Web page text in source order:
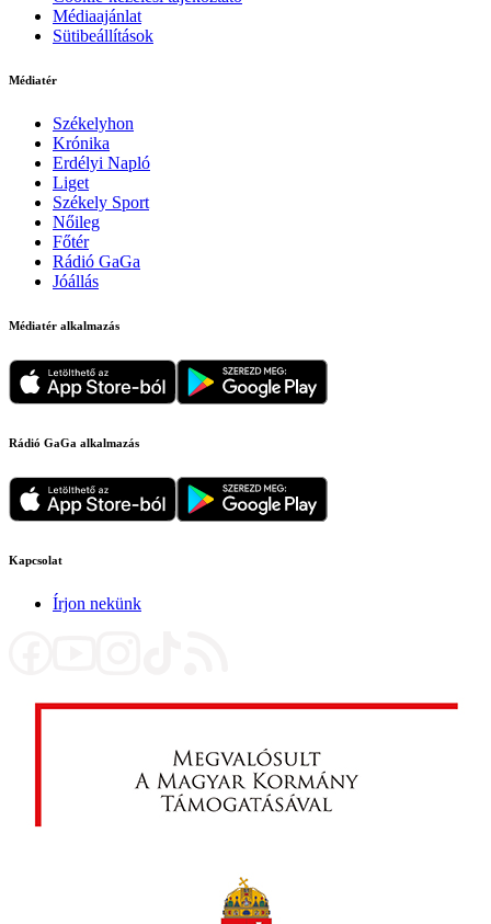
Médiaajánlat
Sütibeállítások
Médiatér
Székelyhon
Krónika
Erdélyi Napló
Liget
Székely Sport
Nőileg
Főtér
Rádió GaGa
Jóállás
Médiatér alkalmazás
Rádió GaGa alkalmazás
Kapcsolat
Írjon nekünk